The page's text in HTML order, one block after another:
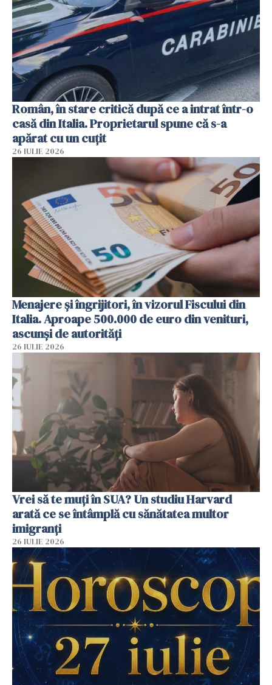
Român, în stare critică după ce a intrat într-o
casă din Italia. Proprietarul spune că s-a
apărat cu un cuțit
26 IULIE 2026
Menajere și îngrijitori, în vizorul Fiscului din
Italia. Aproape 500.000 de euro din venituri,
ascunși de autorități
26 IULIE 2026
Vrei să te muți în SUA? Un studiu Harvard
arată ce se întâmplă cu sănătatea multor
imigranți
26 IULIE 2026